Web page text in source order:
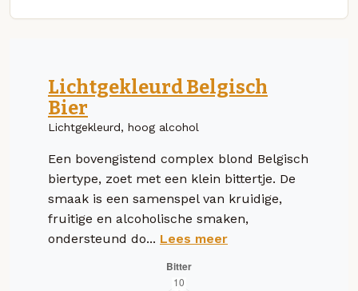
Lichtgekleurd Belgisch
Bier
Lichtgekleurd, hoog alcohol
Een bovengistend complex blond Belgisch
biertype, zoet met een klein bittertje. De
smaak is een samenspel van kruidige,
fruitige en alcoholische smaken,
ondersteund do... Lees meer